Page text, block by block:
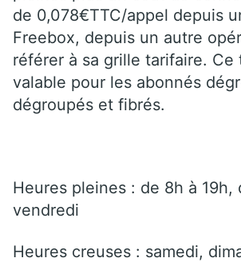
de 0,078€TTC/appel depuis
Freebox, depuis un autre
référer à sa grille tarifaire. Ce
valable pour les abonnés
dégroupés et fibrés.
Heures pleines : de 8h à 19h,
vendredi
Heures creuses : samedi,